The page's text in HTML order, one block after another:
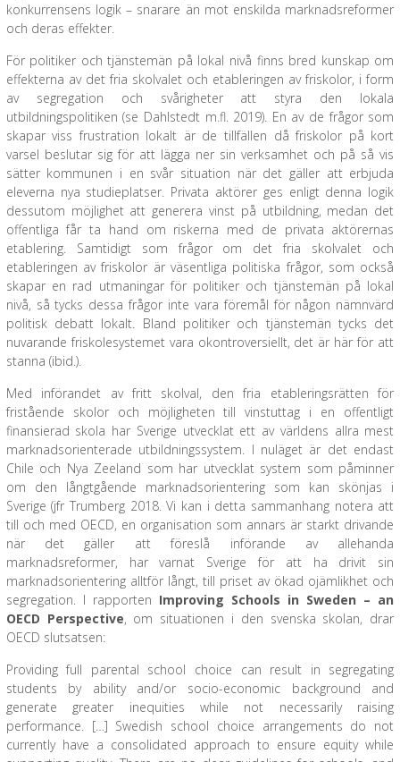
konkurrensens logik – snarare än mot enskilda marknadsreformer
och deras effekter.
För politiker och tjänstemän på lokal nivå finns bred kunskap om
effekterna av det fria skolvalet och etableringen av friskolor, i form
av segregation och svårigheter att styra den lokala
utbildningspolitiken (se Dahlstedt m.fl. 2019). En av de frågor som
skapar viss frustration lokalt är de tillfällen då friskolor på kort
varsel beslutar sig för att lägga ner sin verksamhet och på så vis
sätter kommunen i en svår situation när det gäller att erbjuda
eleverna nya studieplatser. Privata aktörer ges enligt denna logik
dessutom möjlighet att generera vinst på utbildning, medan det
offentliga får ta hand om riskerna med de privata aktörernas
etablering. Samtidigt som frågor om det fria skolvalet och
etableringen av friskolor är väsentliga politiska frågor, som också
skapar en rad utmaningar för politiker och tjänstemän på lokal
nivå, så tycks dessa frågor inte vara föremål för någon nämnvärd
politisk debatt lokalt. Bland politiker och tjänstemän tycks det
nuvarande friskolesystemet vara okontroversiellt, det är här för att
stanna (ibid.).
Med införandet av fritt skolval, den fria etableringsrätten för
fristående skolor och möjligheten till vinstuttag i en offentligt
finansierad skola har Sverige utvecklat ett av världens allra mest
marknadsorienterade utbildningssystem. I nuläget är det endast
Chile och Nya Zeeland som har utvecklat system som påminner
om den långtgående marknadsorientering som kan skönjas i
Sverige (jfr Trumberg 2018. Vi kan i detta sammanhang notera att
till och med OECD, en organisation som annars är starkt drivande
när det gäller att föreslå införande av allehanda
marknadsreformer, har varnat Sverige för att ha drivit sin
marknadsorientering alltför långt, till priset av ökad ojämlikhet och
segregation. I rapporten Improving Schools in Sweden – an
OECD Perspective, om situationen i den svenska skolan, drar
OECD slutsatsen:
Providing full parental school choice can result in segregating
students by ability and/or socio-economic background and
generate greater inequities while not necessarily raising
performance. […] Swedish school choice arrangements do not
currently have a consolidated approach to ensure equity while